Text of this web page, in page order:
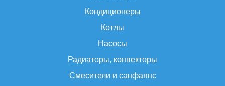
Кондиционеры
Котлы
Насосы
Радиаторы, конвекторы
Смесители и санфаянс